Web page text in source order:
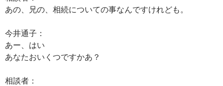
あの、兄の、相続についての事なんですけれども。
今井通子：
あー、はい
あなたおいくつですかあ？
相談者：